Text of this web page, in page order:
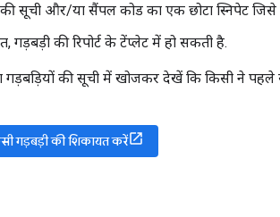
सूची और/या सैंपल कोड का एक छोटा स्निपेट
की रिपोर्ट के टेंप्लेट में हो सकती है.
की सूची में खोजकर देखें कि किसी ने पहले
गड़बड़ी की शिकायत करें